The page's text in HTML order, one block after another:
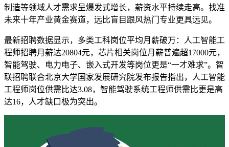
制造等领域人才需求呈爆发式增长，薪资水平持续走高。找准
未来十年产业黄金赛道，远比盲目跟风热门专业更具远见。
最新招聘数据显示，多类工科岗位平均月薪破万：人工智能工
程师招聘月薪达20804元，芯片相关岗位月薪普遍超17000元，
智能驾驶、电力电子、嵌入式开发等岗位更是“一才难求”。智
联招聘联合北京大学国家发展研究院发布报告指出，人工智能
工程师岗位供需比达3.08，智能驾驶系统工程师供需比更是高
达16，人才缺口极为突出。